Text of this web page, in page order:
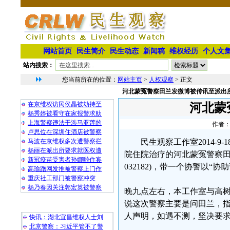
网站首页 民生简介 民生动态 新闻稿 维权经历 个人文
站内搜索：
您当前所在的位置： 网站主页 > 人权观察 > 正文
在京维权访民侯晶被劫持至
杨秀婷被看守在家报警求助
上海警察违法干涉马亚莲的
卢思位在深圳住酒店被警察
马波在京维权多次遭警察拦
杨丽在派出所要求就医权遭
新冠疫苗受害者孙娜啦住宾
高瑜蹭网发推被警察上门作
重庆社工部门被警察冲突
杨乃春因关注郭宏英被警察
快讯：湖北宜昌维权人士刘
北京警察：习近平管不了警
河北蒙冤警察田兰发微博被传讯至派出
河北蒙
作者
民生观察工作室2014-9-
院住院治疗的河北蒙冤警察
032182)，带一个协警以“协
晚九点左右，本工作室与高
说这次警察主要是问田兰，
人声明，如遇不测，坚决要